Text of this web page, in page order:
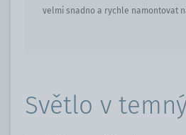
velmi snadno a rychle namontovat
Světlo v